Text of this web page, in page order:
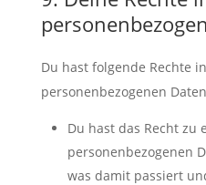
Du hast folgende Rechte
personenbezogenen
Du hast das Recht zu
personenbezogenen
was damit passiert